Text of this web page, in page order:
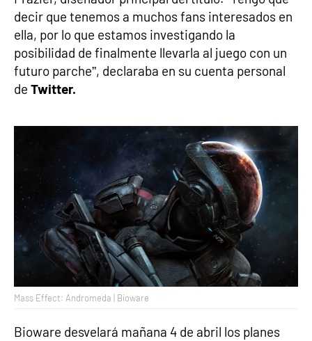
decir que tenemos a muchos fans interesados en
ella, por lo que estamos investigando la
posibilidad de finalmente llevarla al juego con un
futuro parche”, declaraba en su cuenta personal
de Twitter.
Mass Effect: Andromeda | Bioware
Bioware desvelará mañana 4 de abril los planes